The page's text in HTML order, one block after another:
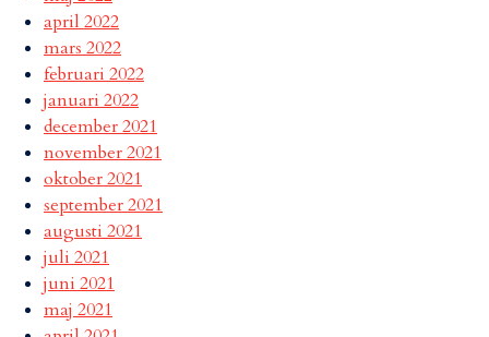
april 2022
mars 2022
februari 2022
januari 2022
december 2021
november 2021
oktober 2021
september 2021
augusti 2021
juli 2021
juni 2021
maj 2021